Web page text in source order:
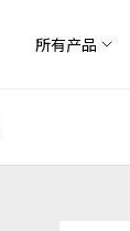
所有产品